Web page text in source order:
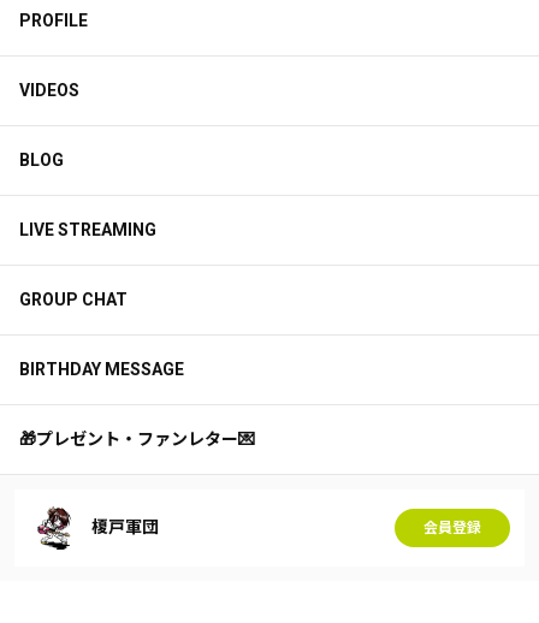
PROFILE
VIDEOS
BLOG
LIVE STREAMING
GROUP CHAT
BIRTHDAY MESSAGE
🎁プレゼント・ファンレター💌
榎戸軍団 会員登録